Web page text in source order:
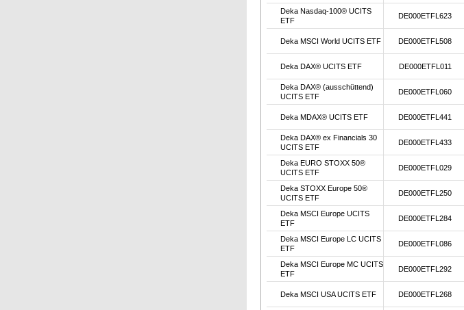
Deka Nasdaq-100® UCITS
ETF
DE000ETFL623
Deka MSCI World UCITS ETF DE000ETFL508
Deka DAX® UCITS ETF DE000ETFL011
Deka DAX® (ausschüttend)
UCITS ETF
DE000ETFL060
Deka MDAX® UCITS ETF DE000ETFL441
Deka DAX® ex Financials 30
UCITS ETF
DE000ETFL433
Deka EURO STOXX 50®
UCITS ETF
DE000ETFL029
Deka STOXX Europe 50®
UCITS ETF
DE000ETFL250
Deka MSCI Europe UCITS
ETF
DE000ETFL284
Deka MSCI Europe LC UCITS
ETF
DE000ETFL086
Deka MSCI Europe MC UCITS
ETF
DE000ETFL292
Deka MSCI USA UCITS ETF DE000ETFL268